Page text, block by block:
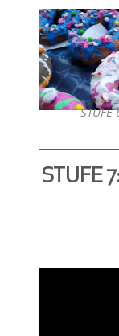
STUFE
STUFE